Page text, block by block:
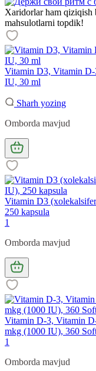
Xaridorlar ham qiziqish
mahsulotlarni topdik!
Vitamin D3, Vitamin
IU, 30 ml
Sharh yozing
Omborda mavjud
Vitamin D3
250 kapsula
1
Omborda mavjud
Vitamin D-3, Vitamin
mkg (1000 IU), 360
1
Omborda mavjud